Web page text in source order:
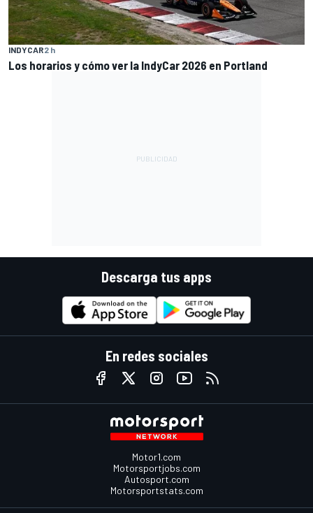
INDYCAR2 h
Los horarios y cómo ver la IndyCar 2026 en Portland
Descarga tus apps
En redes sociales
Motor1.com
Motorsportjobs.com
Autosport.com
Motorsportstats.com